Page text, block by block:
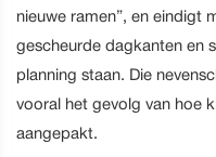
nieuwe ramen”, en eindigt
gescheurde dagkanten en
planning staan. Die
vooral het gevolg van hoe
aangepakt.